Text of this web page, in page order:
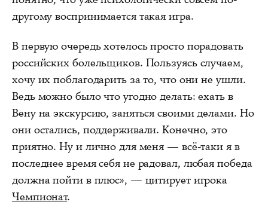
другому воспринимается такая игра.
В первую очередь хотелось просто порадовать
российских болельщиков. Пользуясь случаем,
хочу их поблагодарить за то, что они не ушли.
Ведь можно было что угодно делать: ехать в
Вену на экскурсию, заняться своими делами. Но
они остались, поддерживали. Конечно, это
приятно. Ну и лично для меня — всё-таки я в
последнее время себя не радовал, любая победа
должна пойти в плюс», — цитирует игрока
Чемпионат.